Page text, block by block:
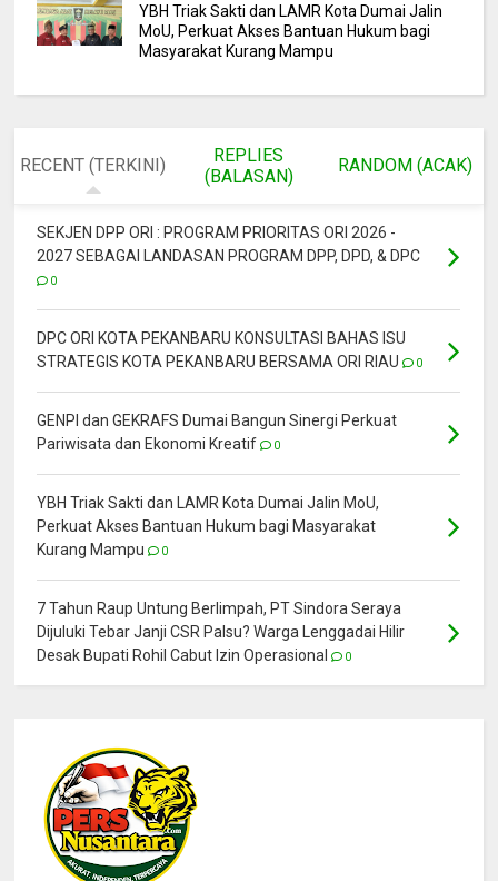
YBH Triak Sakti dan LAMR Kota Dumai Jalin
MoU, Perkuat Akses Bantuan Hukum bagi
Masyarakat Kurang Mampu
RECENT (TERKINI)
REPLIES
(BALASAN)
RANDOM (ACAK)
SEKJEN DPP ORI : PROGRAM PRIORITAS ORI 2026 -
2027 SEBAGAI LANDASAN PROGRAM DPP, DPD, & DPC
0
DPC ORI KOTA PEKANBARU KONSULTASI BAHAS ISU
STRATEGIS KOTA PEKANBARU BERSAMA ORI RIAU
0
GENPI dan GEKRAFS Dumai Bangun Sinergi Perkuat
Pariwisata dan Ekonomi Kreatif
0
YBH Triak Sakti dan LAMR Kota Dumai Jalin MoU,
Perkuat Akses Bantuan Hukum bagi Masyarakat
Kurang Mampu
0
7 Tahun Raup Untung Berlimpah, PT Sindora Seraya
Dijuluki Tebar Janji CSR Palsu? Warga Lenggadai Hilir
Desak Bupati Rohil Cabut Izin Operasional
0